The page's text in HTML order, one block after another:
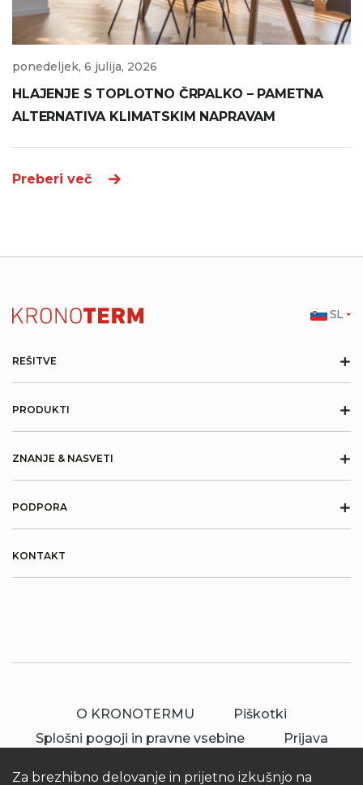
ponedeljek, 6 julija, 2026
HLAJENJE S TOPLOTNO ČRPALKO – PAMETNA
ALTERNATIVA KLIMATSKIM NAPRAVAM
Preberi več
Za brezhibno delovanje in prijetno izkušnjo na
REŠITVE +
PRODUKTI +
ZNANJE & NASVETI +
PODPORA +
KONTAKT
O KRONOTERMU
Piškotki
Splošni pogoji in pravne vsebine
Prijava
SL